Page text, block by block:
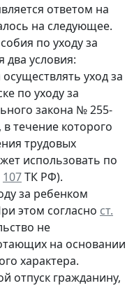
ответом на
на следующее.
по уходу за
условия:
уход за
по уходу за
закона № 255-
течение которого
трудовых
использовать по
107ТК РФ).
за ребенком
этом согласно ст.
не
на основании
характера.
отпуск гражданину,